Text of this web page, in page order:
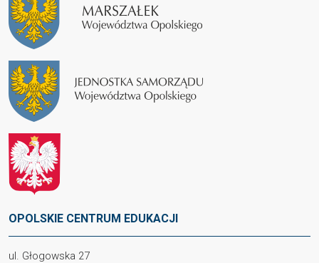
OPOLSKIE CENTRUM EDUKACJI
ul. Głogowska 27